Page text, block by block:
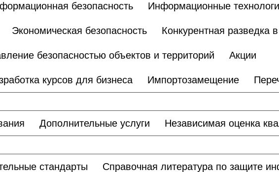
безопасность Информационные
Экономическая безопасность Конкурентная разведка
безопасностью объектов и территорий Акции
курсов для бизнеса Импортозамещение
Дополнительные услуги Независимая оценка
стандарты Справочная литература по защите